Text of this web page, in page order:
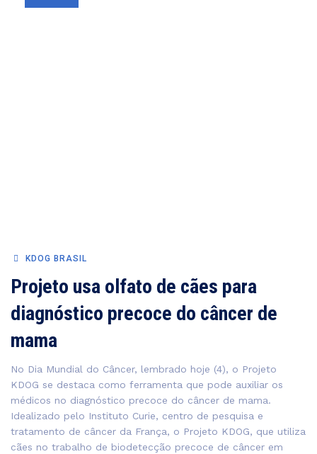
KDOG BRASIL
Projeto usa olfato de cães para
diagnóstico precoce do câncer de
mama
No Dia Mundial do Câncer, lembrado hoje (4), o Projeto
KDOG se destaca como ferramenta que pode auxiliar os
médicos no diagnóstico precoce do câncer de mama.
Idealizado pelo Instituto Curie, centro de pesquisa e
tratamento de câncer da França, o Projeto KDOG, que utiliza
cães no trabalho de biodetecção precoce de câncer em